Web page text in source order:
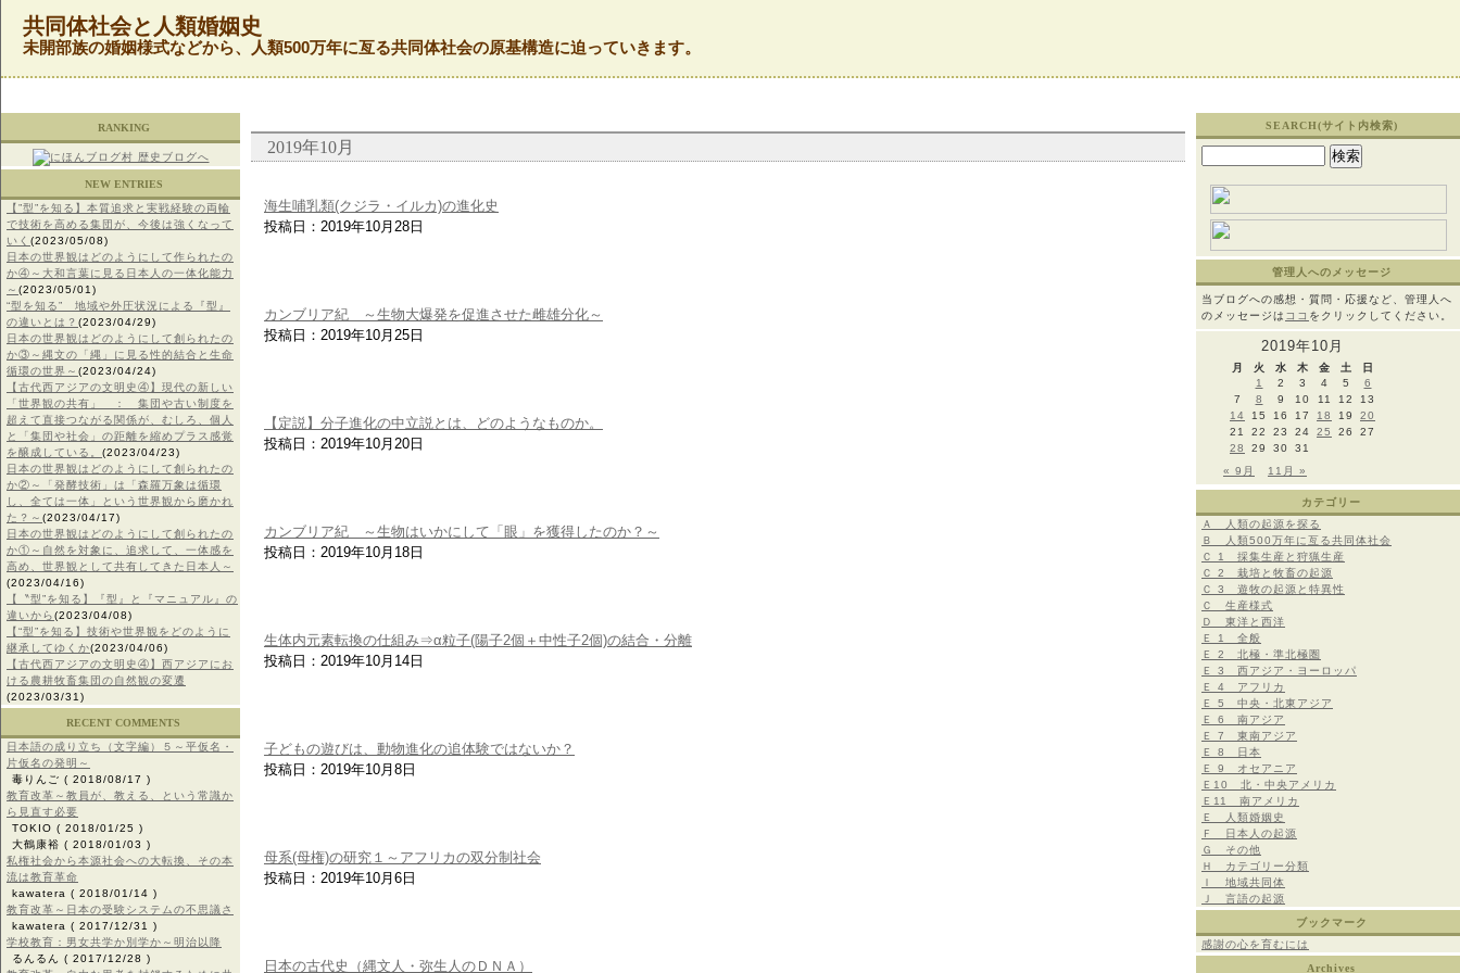
共同体社会と人類婚姻史
未開部族の婚姻様式などから、人類500万年に亙る共同体社会の原基構造に迫っていきます。
RANKING
NEW ENTRIES
【”型”を知る】本質追求と実戦経験の両輪
で技術を高める集団が、今後は強くなって
いく (2023/05/08)
日本の世界観はどのようにして作られたの
か④～大和言葉に見る日本人の一体化能力
～ (2023/05/01)
“型を知る” 地域や外圧状況による『型』
の違いとは？ (2023/04/29)
日本の世界観はどのようにして創られたの
か③～縄文の「縄」に見る性的結合と生命
循環の世界～ (2023/04/24)
【古代西アジアの文明史④】現代の新しい
「世界観の共有」 ： 集団や古い制度を
超えて直接つながる関係が、むしろ、個人
と「集団や社会」の距離を縮めプラス感覚
を醸成している。 (2023/04/23)
日本の世界観はどのようにして創られたの
か②～「発酵技術」は「森羅万象は循環
し、全ては一体」という世界観から磨かれ
た？～ (2023/04/17)
日本の世界観はどのようにして創られたの
か①～自然を対象に、追求して、一体感を
高め、世界観として共有してきた日本人～
(2023/04/16)
【〝型”を知る】『型』と『マニュアル』の
違いから(2023/04/08)
【“型”を知る】技術や世界観をどのように
継承してゆくか(2023/04/06)
【古代西アジアの文明史④】西アジアにお
ける農耕牧畜集団の自然観の変遷
(2023/03/31)
RECENT COMMENTS
日本語の成り立ち（文字編）５～平仮名・
片仮名の発明～
毒りんご ( 2018/08/17 )
教育改革～教員が、教える、という常識か
ら見直す必要
TOKIO ( 2018/01/25 )
大鶴康裕 ( 2018/01/03 )
私権社会から本源社会への大転換、その本
流は教育革命
kawatera ( 2018/01/14 )
教育改革～日本の受験システムの不思議さ
kawatera ( 2017/12/31 )
学校教育：男女共学か別学か～明治以降
るんるん ( 2017/12/28 )
2019年10月
海生哺乳類(クジラ・イルカ)の進化史
投稿日：2019年10月28日
カンブリア紀 ～生物大爆発を促進させた雌雄分化～
投稿日：2019年10月25日
【定説】分子進化の中立説とは、どのようなものか。
投稿日：2019年10月20日
カンブリア紀 ～生物はいかにして「眼」を獲得したのか？～
投稿日：2019年10月18日
生体内元素転換の仕組み⇒α粒子(陽子2個＋中性子2個)の結合・分離
投稿日：2019年10月14日
子どもの遊びは、動物進化の追体験ではないか？
投稿日：2019年10月8日
母系(母権)の研究１～アフリカの双分制社会
投稿日：2019年10月6日
日本の古代史（縄文人・弥生人のＤＮＡ）
SEARCH(サイト内検索)
索:
管理人へのメッセージ
当ブログへの感想・質問・応援など、管理人へ
のメッセージは ココ をクリックしてください。
2019年10月
月 火 水 木 金 土
日
1
2 3 4 5
6
7
8 9 10 11 12
13
14
15 16 17 18 19
20
21
22 23 24 25 26
27
28
29 30
31
« 9月
11月 »
カテゴリー
Ａ 人類の起源を探る
Ｂ 人類500万年に亙る共同体社会
Ｃ 1 採集生産と狩猟生産
Ｃ 2 栽培と牧畜の起源
Ｃ 3 遊牧の起源と特異性
Ｃ 生産様式
Ｄ 東洋と西洋
Ｅ 1 全般
Ｅ 2 北極・準北極圏
Ｅ 3 西アジア・ヨーロッパ
Ｅ 4 アフリカ
Ｅ 5 中央・北東アジア
Ｅ 6 南アジア
Ｅ 7 東南アジア
Ｅ 8 日本
Ｅ 9 オセアニア
Ｅ10 北・中央アメリカ
Ｅ11 南アメリカ
Ｅ 人類婚姻史
Ｆ 日本人の起源
Ｇ その他
Ｈ カテゴリー分類
Ｉ 地域共同体
Ｊ 言語の起源
ブックマーク
感謝の心を育むには
Archives